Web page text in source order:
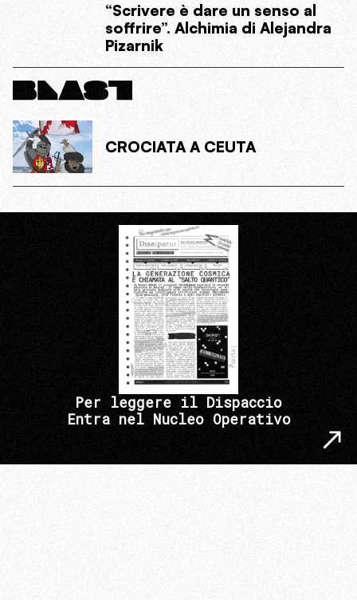
“Scrivere è dare un senso al
soffrire”. Alchimia di Alejandra
Pizarnik
CROCIATA A CEUTA
Per leggere il Dispaccio
Entra nel Nucleo Operativo